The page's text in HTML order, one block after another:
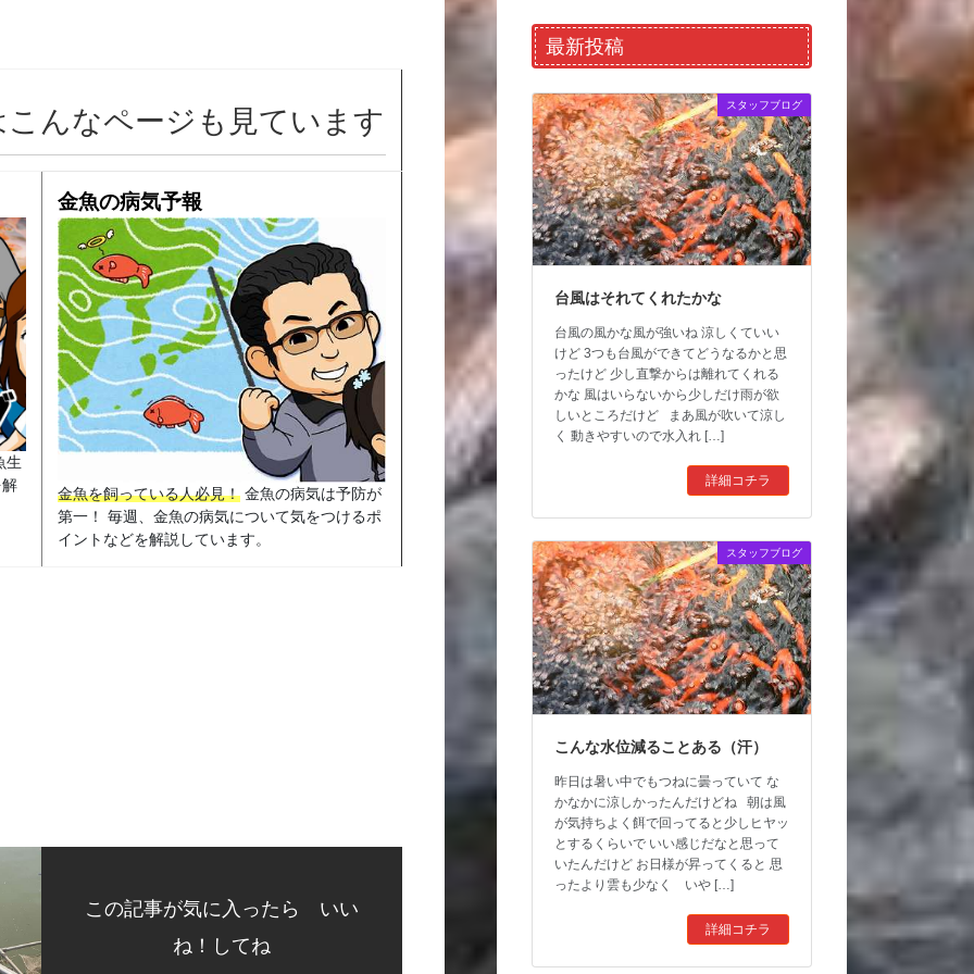
んなページも見ています
生
金魚の病気予報
金魚を飼っている人必見！ 金魚の病気は予防が
第一！ 毎週、金魚の病気について気をつけるポ
イントなどを解説しています。
この記事が気に入ったら いい
ね！してね
最新投稿
スタッフブログ
台風はそれてくれたかな
台風の風かな風が強いね 涼しくていい
けど 3つも台風ができてどうなるかと思
ったけど 少し直撃からは離れてくれる
かな 風はいらないから少しだけ雨が欲
しいところだけど まあ風が吹いて涼し
く 動きやすいので水入れ […]
詳細コチラ
スタッフブログ
こんな水位減ることある（汗）
昨日は暑い中でもつねに曇っていて な
かなかに涼しかったんだけどね 朝は風
が気持ちよく餌で回ってると少しヒヤッ
とするくらいで いい感じだなと思って
いたんだけど お日様が昇ってくると 思
ったより雲も少なく いや […]
詳細コチラ